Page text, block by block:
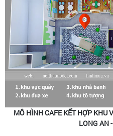
MÔ HÌNH CAFE KẾT HỢP KHU
LONG AN